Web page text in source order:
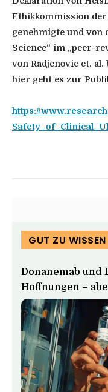
Ethikkommission
genehmigte und von
Science“ im „peer-
von Radjenovic et.
hier geht es zur
https://
GUT ZU WISSEN
Donanemab und
Hoffnungen –